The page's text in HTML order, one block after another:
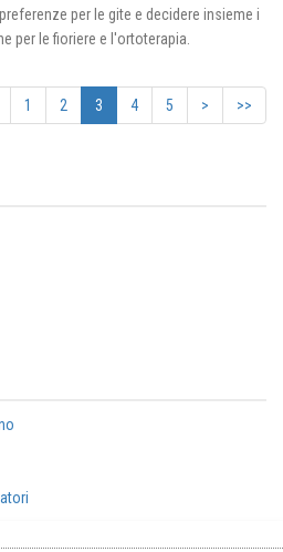
per le gite e decidere insieme i
per le fioriere e l'ortoterapia.
1 2 3 4 5 > >>